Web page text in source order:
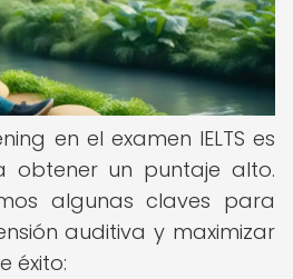
en el examen IELTS es
obtener un puntaje alto.
algunas claves para
auditiva y maximizar
éxito: